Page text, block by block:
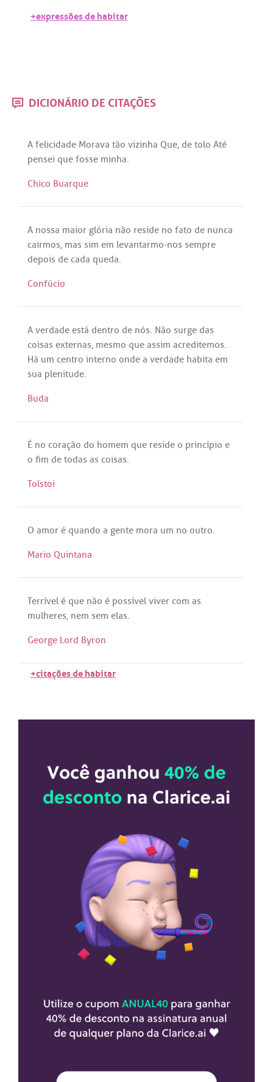
+expressões de habitar
DICIONÁRIO DE CITAÇÕES
A felicidade Morava tão vizinha Que, de tolo Até
pensei que fosse minha.
Chico Buarque
A nossa maior glória não reside no fato de nunca
cairmos, mas sim em levantarmo-nos sempre
depois de cada queda.
Confúcio
A verdade está dentro de nós. Não surge das
coisas externas, mesmo que assim acreditemos.
Há um centro interno onde a verdade habita em
sua plenitude.
Buda
É no coração do homem que reside o princípio e
o fim de todas as coisas.
Tolstoi
O amor é quando a gente mora um no outro.
Mario Quintana
Terrível é que não é possível viver com as
mulheres, nem sem elas.
George Lord Byron
+citações de habitar